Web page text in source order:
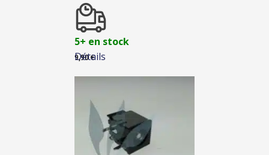
Détails
5+ en stock
9,90€